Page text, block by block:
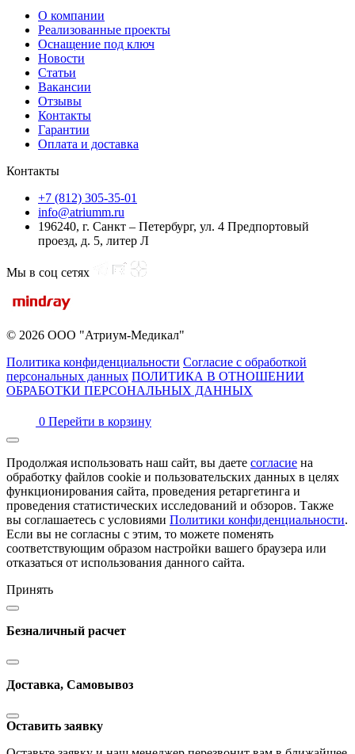
О компании
Реализованные проекты
Оснащение под ключ
Новости
Статьи
Вакансии
Отзывы
Контакты
Гарантии
Оплата и доставка
Контакты
+7 (812) 305-35-01
info@atriumm.ru
196240, г. Санкт – Петербург, ул. 4 Предпортовый
проезд, д. 5, литер Л
Мы в соц сетях
© 2026 ООО "Атриум-Медикал"
Политика конфиденциальности Согласие с обработкой
персональных данных ПОЛИТИКА В ОТНОШЕНИИ
ОБРАБОТКИ ПЕРСОНАЛЬНЫХ ДАННЫХ
0 Перейти в корзину
Продолжая использовать наш сайт, вы даете согласие на
обработку файлов cookie и пользовательских данных в целях
функционирования сайта, проведения ретаргетинга и
проведения статистических исследований и обзоров. Также
вы соглашаетесь с условиями Политики конфиденциальности.
Если вы не согласны с этим, то можете поменять
соответствующим образом настройки вашего браузера или
отказаться от использования данного сайта.
Принять
Безналичный расчет
Доставка, Самовывоз
Оставить заявку